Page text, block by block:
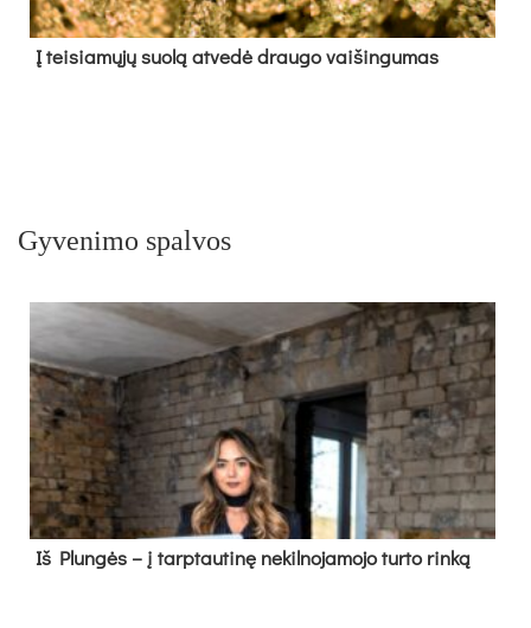
Į tei­sia­mų­jų suo­lą at­ve­dė drau­go vai­šin­gu­mas
Gyvenimo spalvos
Iš Plungės – į tarptautinę nekilnojamojo turto rinką